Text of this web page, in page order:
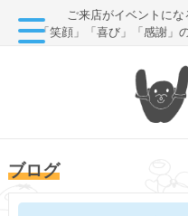
ご来店がイベントに
「笑顔」「喜び」「感謝」
ブログ